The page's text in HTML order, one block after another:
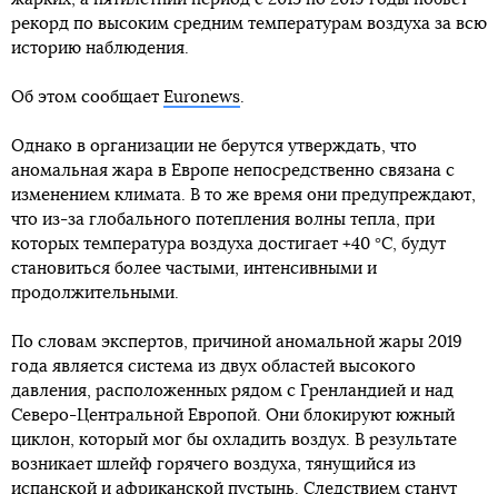
рекорд по высоким средним температурам воздуха за всю
историю наблюдения.
Об этом сообщает Euronews.
Однако в организации не берутся утверждать, что
аномальная жара в Европе непосредственно связана с
изменением климата. В то же время они предупреждают,
что из-за глобального потепления волны тепла, при
которых температура воздуха достигает +40 °C, будут
становиться более частыми, интенсивными и
продолжительными.
По словам экспертов, причиной аномальной жары 2019
года является система из двух областей высокого
давления, расположенных рядом с Гренландией и над
Северо-Центральной Европой. Они блокируют южный
циклон, который мог бы охладить воздух. В результате
возникает шлейф горячего воздуха, тянущийся из
испанской и африканской пустынь. Следствием станут